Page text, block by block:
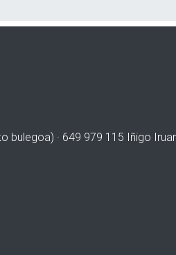
bulegoa) · 649 979 115 Iñigo